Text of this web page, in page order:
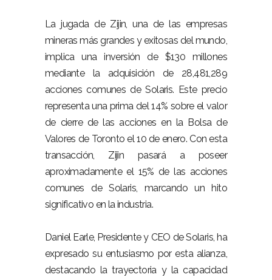
La jugada de Zijin, una de las empresas
mineras más grandes y exitosas del mundo,
implica una inversión de $130 millones
mediante la adquisición de 28,481,289
acciones comunes de Solaris. Este precio
representa una prima del 14% sobre el valor
de cierre de las acciones en la Bolsa de
Valores de Toronto el 10 de enero. Con esta
transacción, Zijin pasará a poseer
aproximadamente el 15% de las acciones
comunes de Solaris, marcando un hito
significativo en la industria.
Daniel Earle, Presidente y CEO de Solaris, ha
expresado su entusiasmo por esta alianza,
destacando la trayectoria y la capacidad